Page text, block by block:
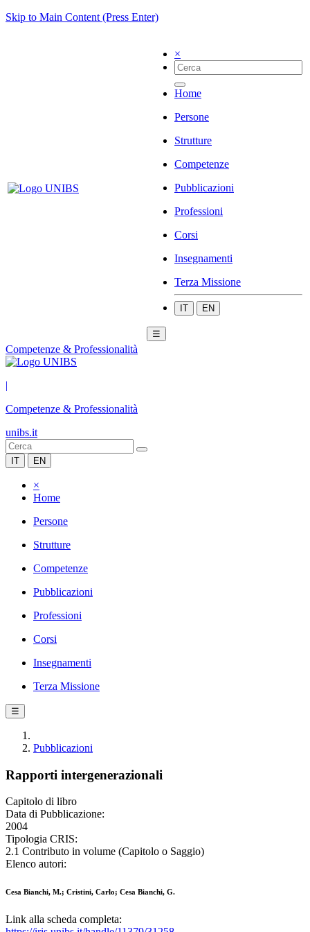
Skip to Main Content (Press Enter)
×
Home
Persone
Strutture
Competenze
Pubblicazioni
Professioni
Corsi
Insegnamenti
Terza Missione
IT EN
☰
Competenze & Professionalità
|
Competenze & Professionalità
unibs.it
IT EN
×
Home
Persone
Strutture
Competenze
Pubblicazioni
Professioni
Corsi
Insegnamenti
Terza Missione
☰
Pubblicazioni
Rapporti intergenerazionali
Capitolo di libro
Data di Pubblicazione:
2004
Tipologia CRIS:
2.1 Contributo in volume (Capitolo o Saggio)
Elenco autori:
Cesa Bianchi, M.; Cristini, Carlo; Cesa Bianchi, G.
Link alla scheda completa: